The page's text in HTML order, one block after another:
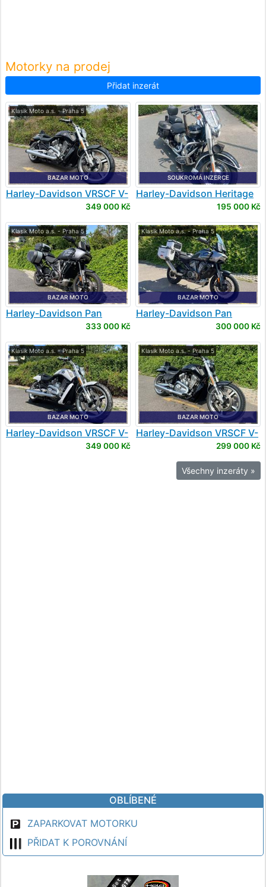
Motorky na prodej
Přidat inzerát
Klasik Moto a.s. - Praha 5
BAZAR MOTO
Harley-Davidson VRSCF V-
349 000 Kč
SOUKROMÁ INZERCE
Harley-Davidson Heritage
195 000 Kč
Klasik Moto a.s. - Praha 5
BAZAR MOTO
Harley-Davidson Pan
333 000 Kč
Klasik Moto a.s. - Praha 5
BAZAR MOTO
Harley-Davidson Pan
300 000 Kč
Klasik Moto a.s. - Praha 5
BAZAR MOTO
Harley-Davidson VRSCF V-
349 000 Kč
Klasik Moto a.s. - Praha 5
BAZAR MOTO
Harley-Davidson VRSCF V-
299 000 Kč
Všechny inzeráty »
OBLÍBENÉ
ZAPARKOVAT MOTORKU
PŘIDAT K POROVNÁNÍ